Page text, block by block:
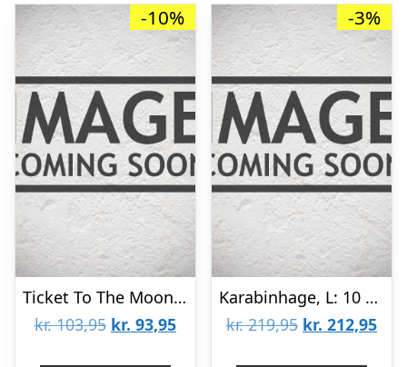
-10%
Ticket To The Moon Pack Of 8 Aluminium Accessory Carabiners – Black – Karabinhage
kr.103,95 Den
kr. 93,95Den
-3%
Karabinhage, L: 10 mm, forsølvet, 100stk.
kr.219,95 Den
kr. 212,95Den